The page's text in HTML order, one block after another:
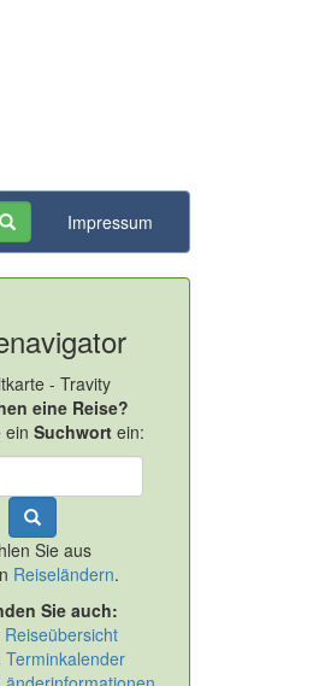
Impressum
eine Reise?
ein Suchwortein:
Sie aus
Reiseländern.
Sie auch:
Reiseübersicht
Terminkalender